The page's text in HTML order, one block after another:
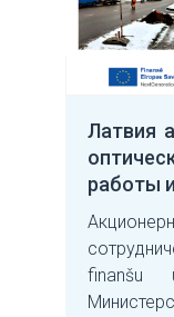
Латвия
работы
finanšu